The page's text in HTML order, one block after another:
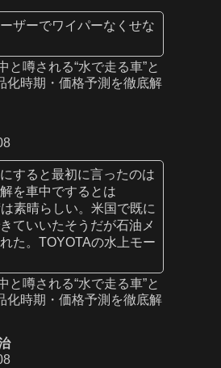
ザーでワイパーなくせな
と噂される“水で走る車”と
化時期・価格予測を徹底解
すると最初に言ったのは
を車中でするとは
素晴らしい。米国で既に
ていいたそうだが石油メ
た。TOYOTAの水上モー
と噂される“水で走る車”と
化時期・価格予測を徹底解